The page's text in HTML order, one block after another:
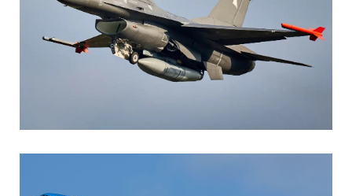
AGUSTIN BOFFI
Aviación Militar, Fuerza Aérea Argentina